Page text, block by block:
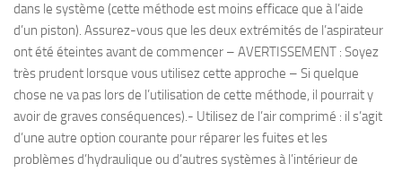
dans le système (cette méthode est moins efficace que à l’aide
d’un piston). Assurez-vous que les deux extrémités de l’aspirateur
ont été éteintes avant de commencer – AVERTISSEMENT : Soyez
très prudent lorsque vous utilisez cette approche – Si quelque
chose ne va pas lors de l’utilisation de cette méthode, il pourrait y
avoir de graves conséquences).- Utilisez de l’air comprimé : il s’agit
d’une autre option courante pour réparer les fuites et les
problèmes d’hydraulique ou d’autres systèmes à l’intérieur de